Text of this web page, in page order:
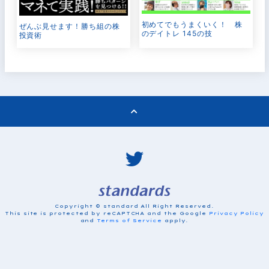
ぜんぶ見せます！勝ち組の株
投資術
初めてでもうまくいく！ 株
のデイトレ 145の技
Copyright © standard All Right Reserved.
This site is protected by reCAPTCHA and the Google
Privacy Policy
and Terms of Service apply.